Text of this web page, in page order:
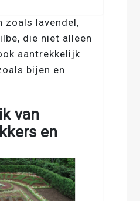
zoals lavendel,
die niet alleen
aantrekkelijk
bijen en
van
en